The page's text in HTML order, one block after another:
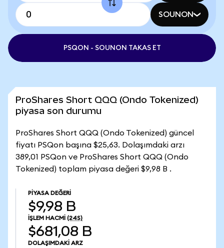
SOUNON
PSQON - SOUNON TAKAS ET
ProShares Short QQQ (Ondo Tokenized)
piyasa son durumu
ProShares Short QQQ (Ondo Tokenized) güncel
fiyatı PSQon başına $25,63. Dolaşımdaki arzı
389,01 PSQon ve ProShares Short QQQ (Ondo
Tokenized) toplam piyasa değeri $9,98 B .
PIYASA DEĞERI
$9,98 B
İŞLEM HACMI (24S)
$681,08 B
DOLAŞIMDAKI ARZ